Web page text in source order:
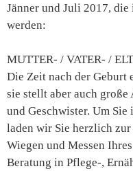
Jänner und Juli 2017,
werden:
MUTTER- / VATER- /
Die Zeit nach der Geburt
sie stellt aber auch
und Geschwister. Um
laden wir Sie herzlich
Wiegen und Messen
Beratung in Pflege-,